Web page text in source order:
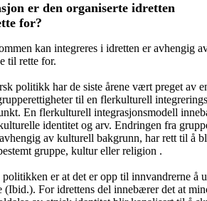
er den organiserte idretten
for?
kan integreres i idretten er avhengig
til rette for.
politikk har de siste årene vært preget av
til en flerkulturell
En flerkulturell integrasjonsmodell
identitet og arv. Endringen fra
av kulturell bakgrunn, har rett til å
gruppe, kultur eller religion .
er at det er opp til innvandrerne å
(Ibid.). For idrettens del innebærer det at